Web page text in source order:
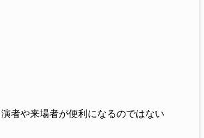
者や来場者が便利になるのではない